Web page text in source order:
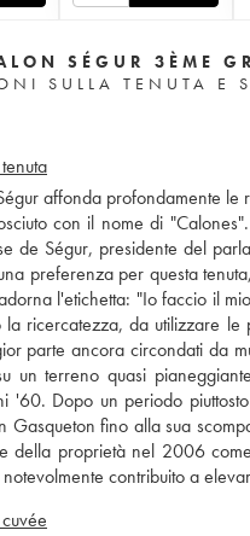
SÉGUR 3ÈME
SULLA TENUTA E
affonda profondamente
con il nome di
de Ségur, presidente del
preferenza per questa
l'etichetta: "Io faccio il
la ricercatezza, da utilizzare
parte ancora circondati da
un terreno quasi
'60. Dopo un periodo
Gasqueton fino alla sua
della proprietà nel 2006
contribuito a